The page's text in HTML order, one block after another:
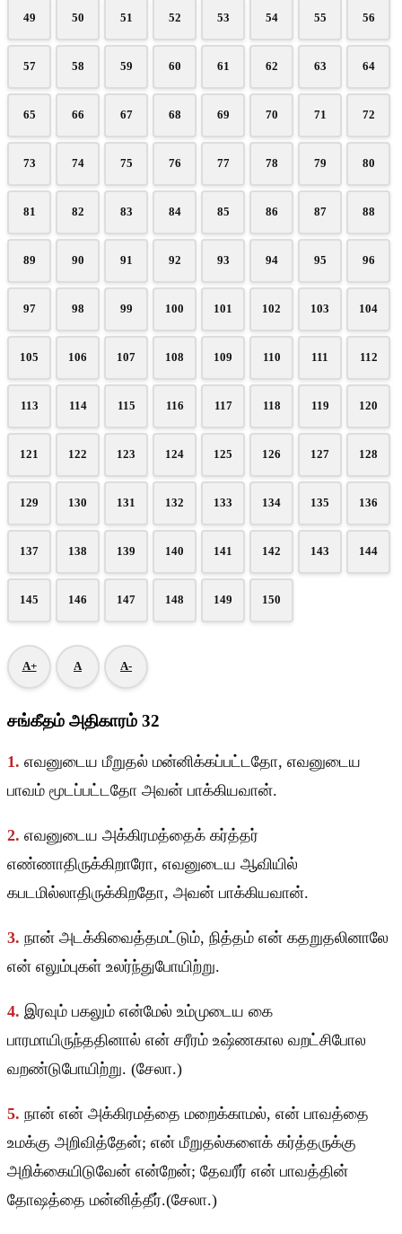
49 50 51 52 53 54 55 56
57 58 59 60 61 62 63 64
65 66 67 68 69 70 71 72
73 74 75 76 77 78 79 80
81 82 83 84 85 86 87 88
89 90 91 92 93 94 95 96
97 98 99 100 101 102 103 104
105 106 107 108 109 110 111 112
113 114 115 116 117 118 119 120
121 122 123 124 125 126 127 128
129 130 131 132 133 134 135 136
137 138 139 140 141 142 143 144
145 146 147 148 149 150
A+ A A-
சங்கீதம் அதிகாரம் 32
1. எவனுடைய மீறுதல் மன்னிக்கப்பட்டதோ, எவனுடைய
பாவம் மூடப்பட்டதோ அவன் பாக்கியவான்.
2. எவனுடைய அக்கிரமத்தைக் கர்த்தர்
எண்ணாதிருக்கிறாரோ, எவனுடைய ஆவியில்
கபடமில்லாதிருக்கிறதோ, அவன் பாக்கியவான்.
3. நான் அடக்கிவைத்தமட்டும், நித்தம் என் கதறுதலினாலே
என் எலும்புகள் உலர்ந்துபோயிற்று.
4. இரவும் பகலும் என்மேல் உம்முடைய கை
பாரமாயிருந்ததினால் என் சரீரம் உஷ்ணகால வறட்சிபோல
வறண்டுபோயிற்று. (சேலா.)
5. நான் என் அக்கிரமத்தை மறைக்காமல், என் பாவத்தை
உமக்கு அறிவித்தேன்; என் மீறுதல்களைக் கர்த்தருக்கு
அறிக்கையிடுவேன் என்றேன்; தேவரீர் என் பாவத்தின்
தோஷத்தை மன்னித்தீர்.(சேலா.)